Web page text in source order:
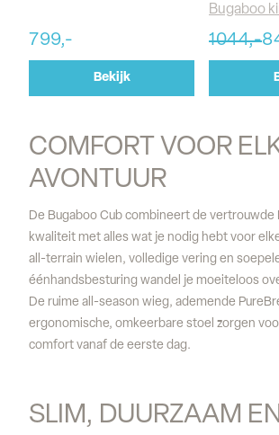
799,-
Bekijk
Bugaboo
1044,-
COMFORT VOOR
AVONTUUR
De Bugaboo Cub combineert de vertrouwde
kwaliteit met alles wat je nodig hebt voor
all-terrain wielen, volledige vering en
éénhandsbesturing wandel je moeiteloos
De ruime all-season wieg, ademende
ergonomische, omkeerbare stoel zorgen
comfort vanaf de eerste dag.
SLIM, DUURZAAM